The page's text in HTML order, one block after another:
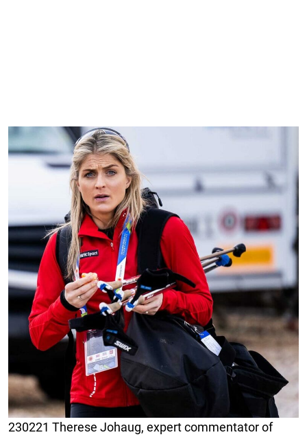
230221 Therese Johaug, expert commentator of